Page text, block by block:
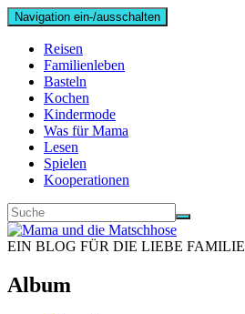
Navigation ein-/ausschalten
Reisen
Familienleben
Basteln
Kochen
Kindermode
Was für Mama
Lesen
Spielen
Kooperationen
EIN BLOG FÜR DIE LIEBE FAMILIE
Album